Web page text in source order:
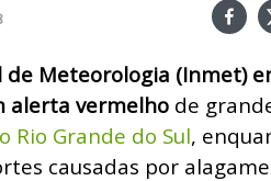
Meteorologia (Inmet)
alerta vermelho de
Rio Grande do Sul,
causadas por